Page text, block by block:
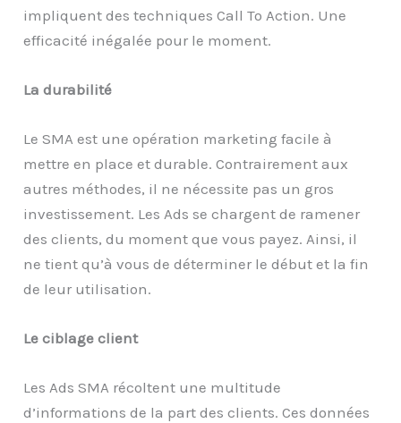
impliquent des techniques Call To Action. Une
efficacité inégalée pour le moment.
La durabilité
Le SMA est une opération marketing facile à
mettre en place et durable. Contrairement aux
autres méthodes, il ne nécessite pas un gros
investissement. Les Ads se chargent de ramener
des clients, du moment que vous payez. Ainsi, il
ne tient qu’à vous de déterminer le début et la fin
de leur utilisation.
Le ciblage client
Les Ads SMA récoltent une multitude
d’informations de la part des clients. Ces données